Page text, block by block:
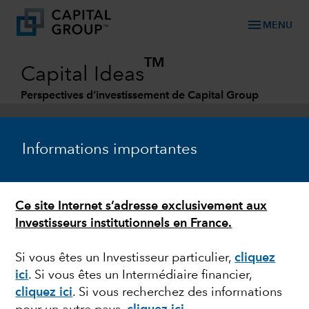
Informations importantes
Ce site Internet s’adresse exclusivement aux
Investisseurs institutionnels en France.
Si vous êtes un Investisseur particulier,cliquez
ici. Si vous êtes un Intermédiaire financier,
cliquez ici. Si vous recherchez des informations
menu MENU
Capital Ideas
TM
Perspectives d’investissement de Capital Group
POLITIQUE